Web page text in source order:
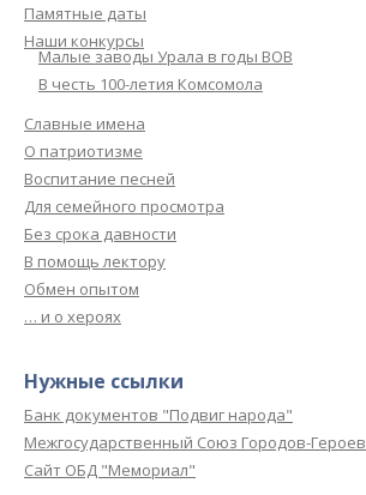
Памятные даты
Наши конкурсы
Малые заводы Урала в годы ВОВ
В честь 100-летия Комсомола
Славные имена
О патриотизме
Воспитание песней
Для семейного просмотра
Без срока давности
В помощь лектору
Обмен опытом
… и о хероях
Нужные ссылки
Банк документов "Подвиг народа"
Межгосударственный Союз Городов-Героев
Сайт ОБД "Мемориал"